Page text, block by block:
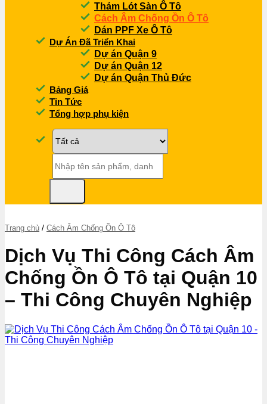
Thảm Lót Sàn Ô Tô
Cách Âm Chống Ồn Ô Tô
Dán PPF Xe Ô Tô
Dự Án Đã Triển Khai
Dự án Quận 9
Dự án Quận 12
Dự án Quận Thủ Đức
Bảng Giá
Tin Tức
Tổng hợp phụ kiện
kiếm:
Trang chủ / Cách Âm Chống Ồn Ô Tô
Dịch Vụ Thi Công Cách Âm
Chống Ồn Ô Tô tại Quận 10
– Thi Công Chuyên Nghiệp